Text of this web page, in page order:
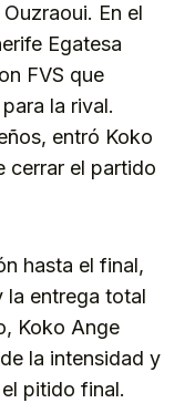
En el
Egatesa
FVS que
la rival.
entró Koko
cerrar el partido
hasta el final,
la entrega total
Koko Ange
la intensidad y
pitido final.